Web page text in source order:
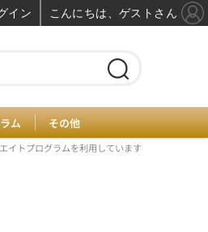
ム その他
イトプログラムを利用しています
イン こんにちは、ゲストさん